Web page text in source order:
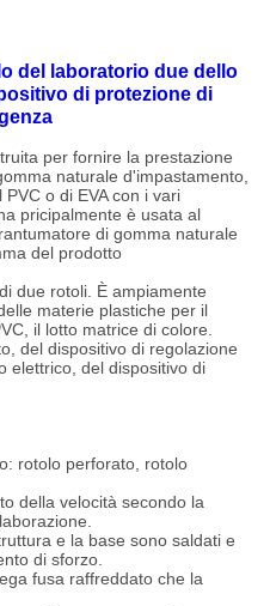
del laboratorio due dello
di protezione di
per fornire la prestazione
naturale d'impastamento,
o di EVA con i vari
pricipalmente è usata al
di gomma naturale
del prodotto
due rotoli. È ampiamente
materie plastiche per il
il lotto matrice di colore.
del dispositivo di regolazione
elettrico, del dispositivo di
rotolo perforato, rotolo
della velocità secondo la
e la base sono saldati e
di sforzo.
fusa raffreddato che la